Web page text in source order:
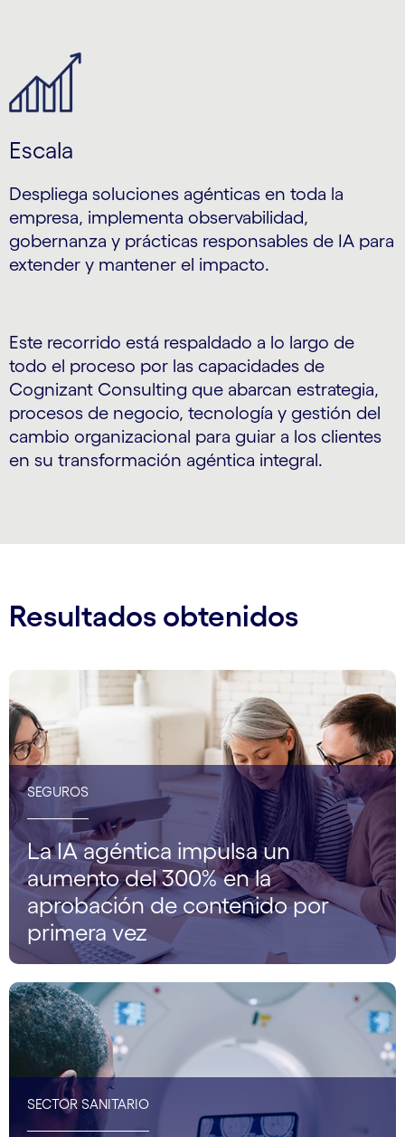
Escala
Despliega soluciones agénticas en toda la
empresa, implementa observabilidad,
gobernanza y prácticas responsables de IA para
extender y mantener el impacto.
Este recorrido está respaldado a lo largo de
todo el proceso por las capacidades de
Cognizant Consulting que abarcan estrategia,
procesos de negocio, tecnología y gestión del
cambio organizacional para guiar a los clientes
en su transformación agéntica integral.
Resultados obtenidos
SEGUROS
La IA agéntica impulsa un
aumento del 300% en la
aprobación de contenido por
primera vez
SECTOR SANITARIO